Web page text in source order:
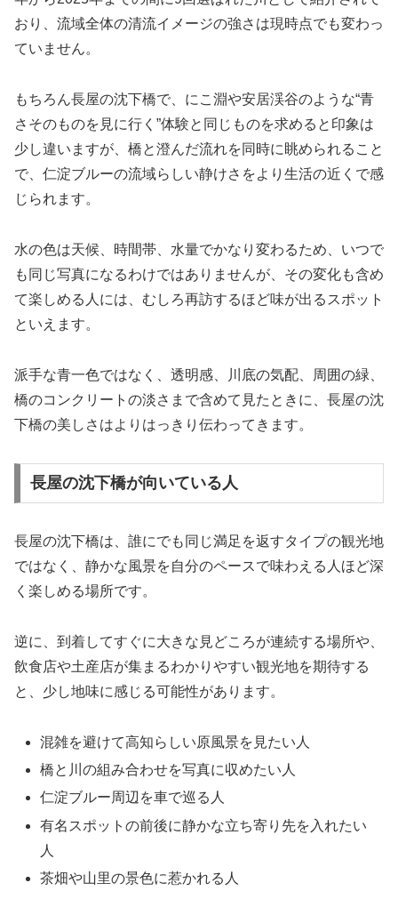
おり、流域全体の清流イメージの強さは現時点でも変わっ
ていません。
もちろん長屋の沈下橋で、にこ淵や安居渓谷のような“青
さそのものを見に行く”体験と同じものを求めると印象は
少し違いますが、橋と澄んだ流れを同時に眺められること
で、仁淀ブルーの流域らしい静けさをより生活の近くで感
じられます。
水の色は天候、時間帯、水量でかなり変わるため、いつで
も同じ写真になるわけではありませんが、その変化も含め
て楽しめる人には、むしろ再訪するほど味が出るスポット
といえます。
派手な青一色ではなく、透明感、川底の気配、周囲の緑、
橋のコンクリートの淡さまで含めて見たときに、長屋の沈
下橋の美しさはよりはっきり伝わってきます。
長屋の沈下橋が向いている人
長屋の沈下橋は、誰にでも同じ満足を返すタイプの観光地
ではなく、静かな風景を自分のペースで味わえる人ほど深
く楽しめる場所です。
逆に、到着してすぐに大きな見どころが連続する場所や、
飲食店や土産店が集まるわかりやすい観光地を期待する
と、少し地味に感じる可能性があります。
混雑を避けて高知らしい原風景を見たい人
橋と川の組み合わせを写真に収めたい人
仁淀ブルー周辺を車で巡る人
有名スポットの前後に静かな立ち寄り先を入れたい
人
茶畑や山里の景色に惹かれる人